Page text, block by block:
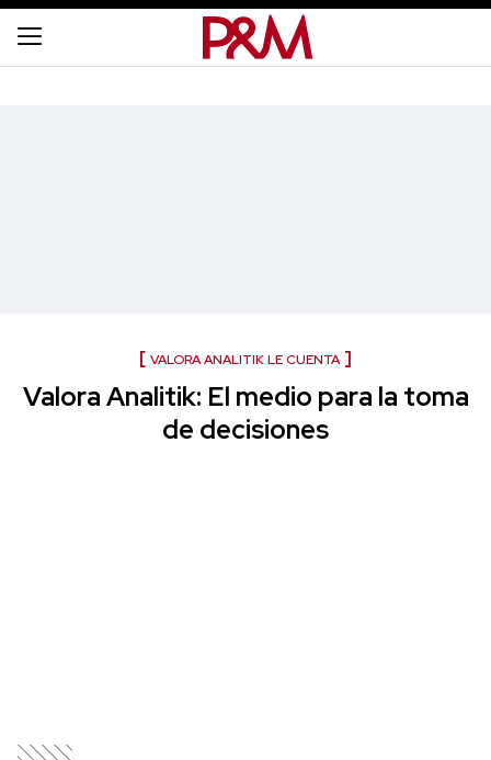
VALORA ANALITIK LE CUENTA
Valora Analitik: El medio para la toma
de decisiones